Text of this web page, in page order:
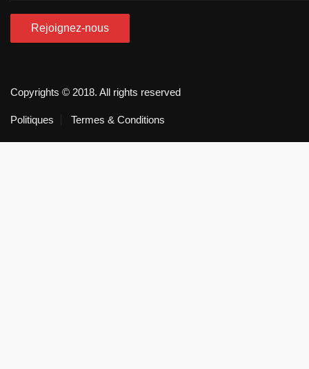
Copyrights © 2018. All rights reserved
Politiques Termes & Conditions